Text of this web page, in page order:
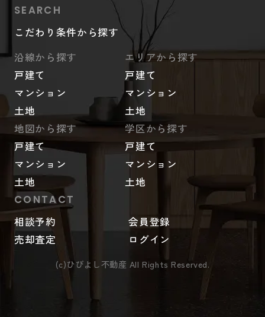
SEARCH
こだわり条件から探す
沿線から探す
戸建て
マンション
土地
エリアから探す
戸建て
マンション
土地
地図から探す
戸建て
マンション
土地
学区から探す
戸建て
マンション
土地
CONTACT
相談予約
会員登録
売却査定
ログイン
(c)ひびよし不動産 All Rights Reserved.